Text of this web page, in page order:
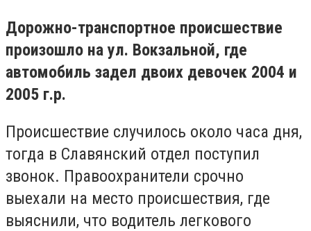
Дорожно-транспортное происшествие
произошло на ул. Вокзальной, где
автомобиль задел двоих девочек 2004 и
2005 г.р.
Происшествие случилось около часа дня,
тогда в Славянский отдел поступил
звонок. Правоохранители срочно
выехали на место происшествия, где
выяснили, что водитель легкового